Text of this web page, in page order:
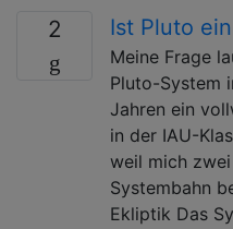
2 Ist Pluto
Meine Frage
Pluto-System
Jahren ein
in der IAU-
weil mich
Systembahn
Ekliptik Das